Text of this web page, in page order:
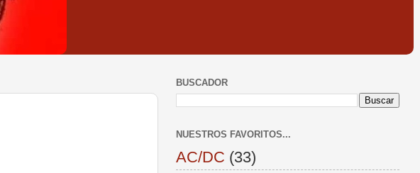
BUSCADOR
NUESTROS FAVORITOS...
AC/DC (33)